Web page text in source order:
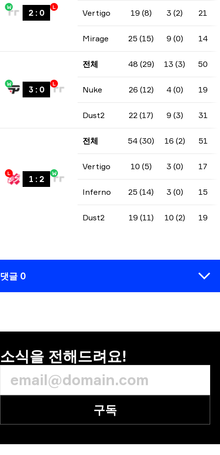
W
2: 0
L
Vertigo 19 (8) 3 (2) 21
Mirage 25 (15) 9 (0) 14
W
3: 0
L
전체 48 (29) 13 (3) 50
Nuke 26 (12) 4 (0) 19
Dust2 22 (17) 9 (3) 31
L
1 : 2
W
전체 54 (30) 16 (2) 51
Vertigo 10 (5) 3 (0) 17
Inferno 25 (14) 3 (0) 15
Dust2 19 (11) 10 (2) 19
댓글 0
소식을 전해드려요!
구독